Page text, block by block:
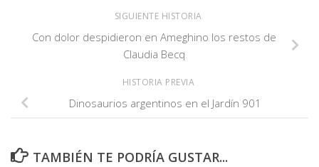
SIGUIENTE HISTORIA
Con dolor despidieron en Ameghino los restos de
Claudia Becq
HISTORIA PREVIA
Dinosaurios argentinos en el Jardín 901
TAMBIÉN TE PODRÍA GUSTAR...